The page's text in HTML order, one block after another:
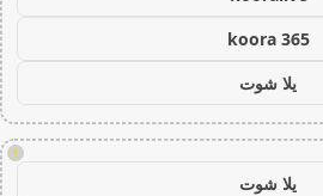
koora 365
يلا شوت
!
يلا شوت